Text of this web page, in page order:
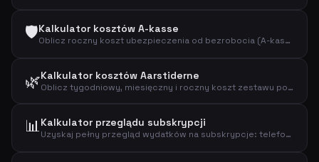
🛡️Kalkulator kosztów A-kasse
Oblicz roczny koszt ubezpieczenia od bezrobocia (A-kasse) i efektywny koszt po odliczeniu podatkowym.
🌿Kalkulator kosztów Aarstiderne
Oblicz tygodniowy, miesięczny i roczny koszt zestawu posiłków Aarstiderne.
📊Kalkulator przeglądu subskrypcji
Uzyskaj pełny przegląd wydatków na subskrypcje: telefon, internet, streaming, fitness, muzyka, prasa i więcej.